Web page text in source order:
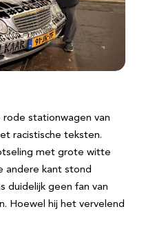
stationwagen van
racistische teksten.
met grote witte
andere kant stond
duidelijk geen fan van
Hoewel hij het vervelend